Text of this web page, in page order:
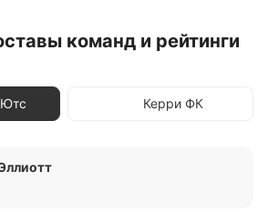
команд и рейтинги
Керри ФК